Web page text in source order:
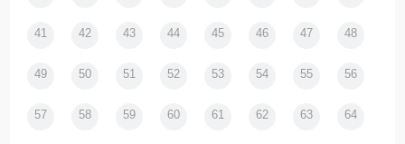
41 42 43 44 45 46 47 48
49 50 51 52 53 54 55 56
57 58 59 60 61 62 63 64